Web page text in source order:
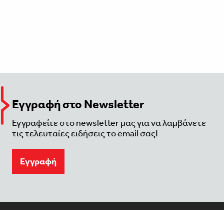
Εγγραφή στο Newsletter
Εγγραφείτε στο newsletter μας για να λαμβάνετε
τις τελευταίες ειδήσεις το email σας!
Eγγραφή